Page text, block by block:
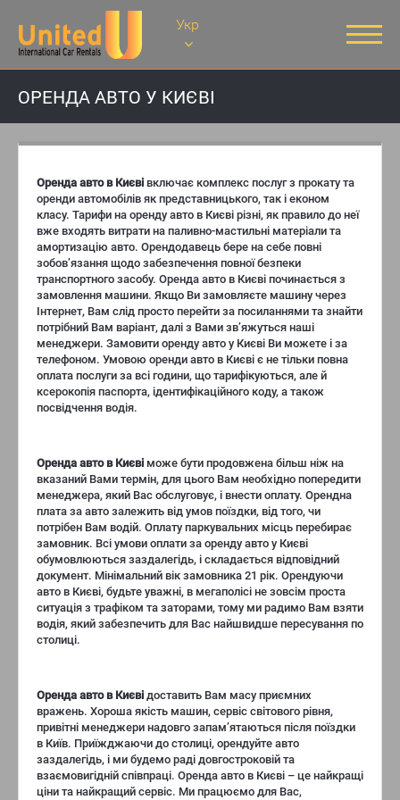
Укр
ОРЕНДА АВТО У КИЄВІ
Оренда авто в Києві включає комплекс послуг з прокату та
оренди автомобілів як представницького, так і економ
класу. Тарифи на оренду авто в Києві різні, як правило до неї
вже входять витрати на паливно-мастильні матеріали та
амортизацію авто. Орендодавець бере на себе повні
зобов’язання щодо забезпечення повної безпеки
транспортного засобу. Оренда авто в Києві починається з
замовлення машини. Якщо Ви замовляєте машину через
Інтернет, Вам слід просто перейти за посиланнями та знайти
потрібний Вам варіант, далі з Вами зв’яжуться наші
менеджери. Замовити оренду авто у Києві Ви можете і за
телефоном. Умовою оренди авто в Києві є не тільки повна
оплата послуги за всі години, що тарифікуються, але й
ксерокопія паспорта, ідентифікаційного коду, а також
посвідчення водія.
Оренда авто в Києві може бути продовжена більш ніж на
вказаний Вами термін, для цього Вам необхідно попередити
менеджера, який Вас обслуговує, і внести оплату. Орендна
плата за авто залежить від умов поїздки, від того, чи
потрібен Вам водій. Оплату паркувальних місць перебирає
замовник. Всі умови оплати за оренду авто у Києві
обумовлюються заздалегідь, і складається відповідний
документ. Мінімальний вік замовника 21 рік. Орендуючи
авто в Києві, будьте уважні, в мегаполісі не зовсім проста
ситуація з трафіком та заторами, тому ми радимо Вам взяти
водія, який забезпечить для Вас найшвидше пересування по
столиці.
Оренда авто в Києві доставить Вам масу приємних
вражень. Хороша якість машин, сервіс світового рівня,
привітні менеджери надовго запам’ятаються після поїздки
в Київ. Приїжджаючи до столиці, орендуйте авто
заздалегідь, і ми будемо раді довгостроковій та
взаємовигідній співпраці. Оренда авто в Києві – це найкращі
ціни та найкращий сервіс. Ми працюємо для Вас,